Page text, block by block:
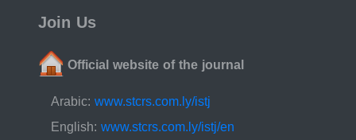
Join Us
Official website of the journal
Arabic:www.stcrs.com.ly/istj
English:www.stcrs.com.ly/istj/en